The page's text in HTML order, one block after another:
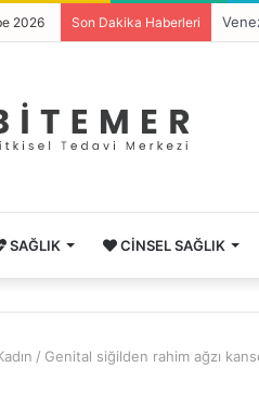
2026 Son Dakika Haberleri Kalp
SAĞLIK CINSEL SAĞLIK
/ Genital siğilden rahim ağzı